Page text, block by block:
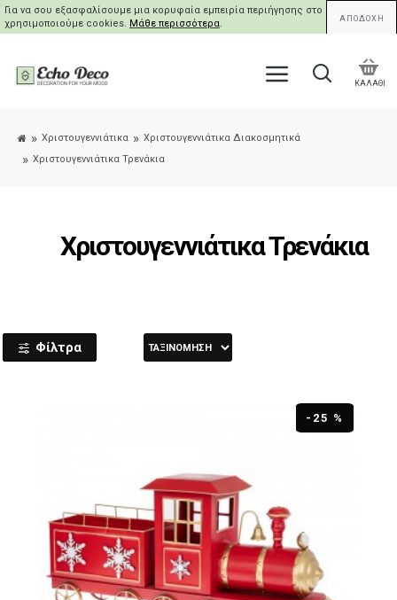
Για να σου εξασφαλίσουμε μια κορυφαία εμπειρία περιήγησης στο site μας,
χρησιμοποιούμε cookies. Μάθε περισσότερα. ΑΠΟΔΟΧΗ
ΚΑΛΑΘΙ
Χριστουγεννιάτικα
Χριστουγεννιάτικα Διακοσμητικά
Χριστουγεννιάτικα Τρενάκια
Χριστουγεννιάτικα Τρενάκια
Φίλτρα
-25 %